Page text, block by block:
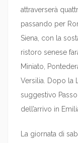
attraverserà
passando per
Siena, con la
ristoro senese
Miniato,
Versilia. Dopo la
suggestivo
dell’arrivo in
La giornata di